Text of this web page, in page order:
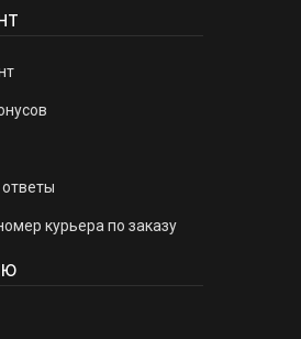
курьера по заказу